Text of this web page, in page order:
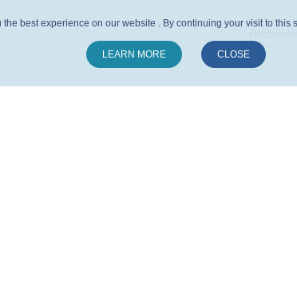
the best experience on our website . By continuing your visit to this
LEARN MORE CLOSE